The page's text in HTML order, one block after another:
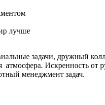
лучше
задачи, дружный
атмосфера. Искренность от
менеджмент задач.